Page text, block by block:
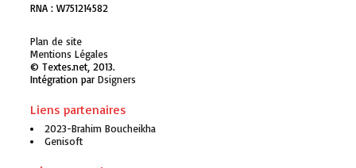
RNA : W751214582
Plan de site
Mentions Légales
© Textes.net, 2013.
Intégration par Genisoft
Liens partenaires
2023-Brahim Boucheikha
Genisoft